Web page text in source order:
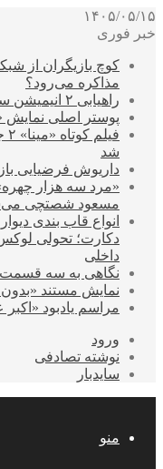
۱۴۰۵/۰۵/۱۵
خبر فوری
کوچ بازیگران از
مذاکره می‌رود؟
راهیابی ۲ انیمیشن سوره به سی‌امین جشنواره فیلم رود آیلند
پوستر اصلی نمایش
شد
داریوش فرضیایی
«مرد سه هزار
مسعود شصتچی
انواع قاب بندی
دکارت؛ تحولی
داخلی
نگاهی به سه قسمت
نمایش مستند «بدون
مراسم یادبود
ورود
نوشته تصادفی
سایدبار
منو